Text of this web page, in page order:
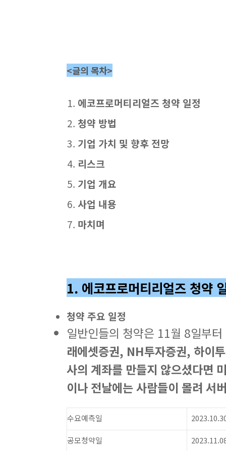
<글의 목차>
에코프로머티리얼즈 청약 일정
청약 방법
기업 가치 및 향후 전망
리스크
기업 개요
사업 내용
마치며
1. 에코프로머티리얼즈 청약
청약 주요 일정
일반인들의 청약은 11월 8일부
래에셋증권, NH투자증권, 하이
사의 계좌를 만들지 않으셨다면
이나 전날에는 사람들이 몰려 서
수요예측일
공모청약일